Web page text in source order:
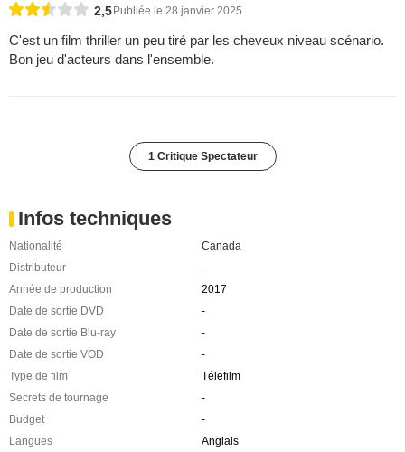
2,5 Publiée le 28 janvier 2025
C'est un film thriller un peu tiré par les cheveux niveau scénario.
Bon jeu d'acteurs dans l'ensemble.
1 Critique Spectateur
Infos techniques
Nationalité
Canada
Distributeur
-
Année de production
2017
Date de sortie DVD
-
Date de sortie Blu-ray
-
Date de sortie VOD
-
Type de film
Télefilm
Secrets de tournage
-
Budget
-
Langues
Anglais